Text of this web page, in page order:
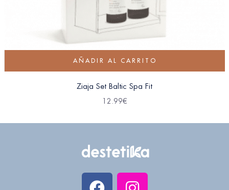
AÑADIR AL CARRITO
Ziaja Set Baltic Spa Fit
12.99€